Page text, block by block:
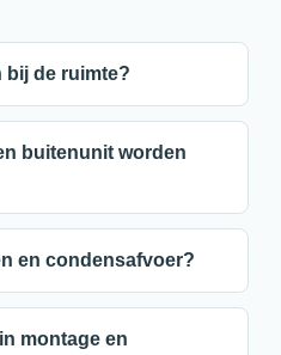
bij de ruimte?
buitenunit worden
en condensafvoer?
montage en